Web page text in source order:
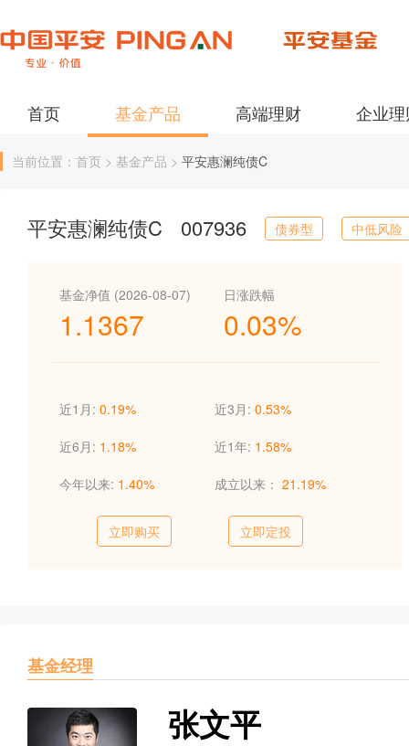
首页 基金产品 高端理财 企业
当前位置：首页 > 基金产品 > 平安惠澜纯债C
平安惠澜纯债C 007936 债券型 中低风险
基金净值 (2026-08-07)
1.1367
日涨跌幅
0.03%
近1月: 0.19% 近3月: 0.53%
近6月: 1.18% 近1年: 1.58%
今年以来: 1.40% 成立以来： 21.19%
立即购买 立即定投
基金经理
张文平